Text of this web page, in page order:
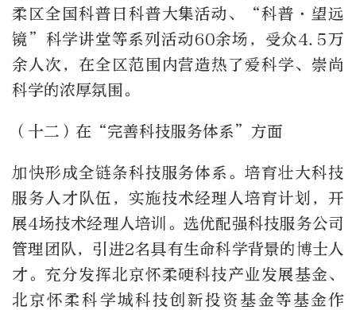
柔区全国科普日科普大集活动、“科普·望远
镜”科学讲堂等系列活动60余场，受众4.5万
余人次，在全区范围内营造热了爱科学、崇尚
科学的浓厚氛围。
（十二）在“完善科技服务体系”方面
加快形成全链条科技服务体系。培育壮大科技
服务人才队伍，实施技术经理人培育计划，开
展4场技术经理人培训。选优配强科技服务公司
管理团队，引进2名具有生命科学背景的博士人
才。充分发挥北京怀柔硬科技产业发展基金、
北京怀柔科学城科技创新投资基金等基金作